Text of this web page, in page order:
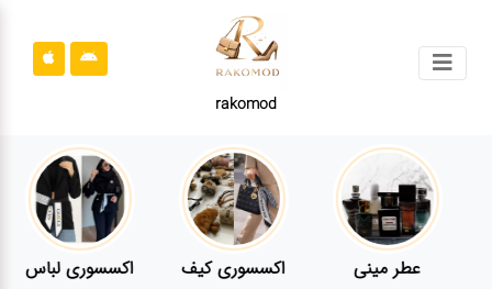
rakomod
محصولات
قوانین
سایت
عطر مینی اکسسوری کیف اکسسوری لباس